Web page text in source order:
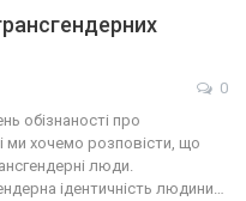
0
обізнаності про
ми хочемо розповісти, що
люди.
ідентичність людини…